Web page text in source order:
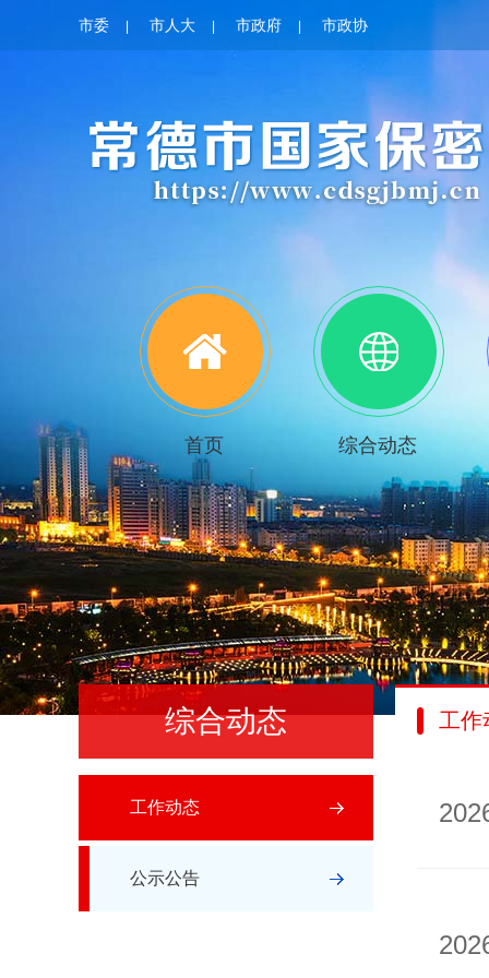
市委 市人大 市政府 市政协
首页 综合动态
综合动态
工作动态
公示公告
工作